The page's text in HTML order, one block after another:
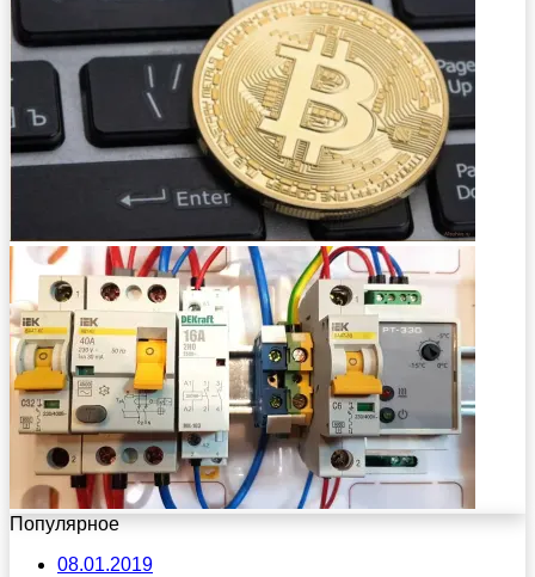
Популярное
08.01.2019